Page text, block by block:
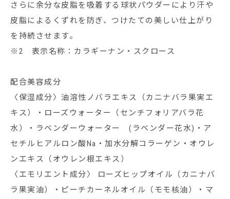
さらに余分な皮脂を吸着する球状パウダーにより汗や
皮脂によるくずれを防ぎ、つけたての美しい仕上がり
を持続させます。
※2 表示名称：カラギーナン・スクロース
配合美容成分
〈保湿成分〉油溶性ノバラエキス（カニナバラ果実エ
キス）・ローズウォーター（センチフォリアバラ花
水）・ラベンダーウォーター (ラベンダー花水)・ア
セチルヒアルロン酸Na・加水分解コラーゲン・オウレ
ンエキス（オウレン根エキス）
〈エモリエント成分〉 ローズヒップオイル（カニナバ
ラ果実油）・ピーチカーネルオイル（モモ核油）・マ